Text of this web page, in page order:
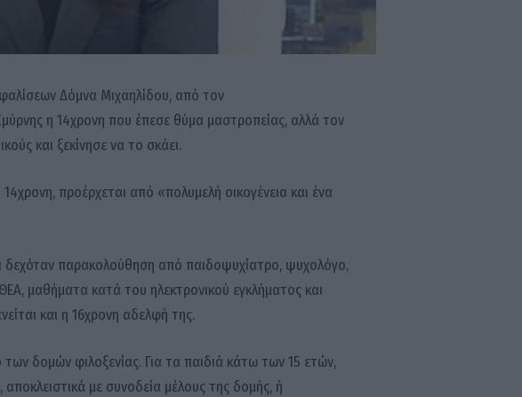
Δόμνα Μιχαηλίδου, από τον
η 14χρονη που έπεσε θύμα μαστροπείας, αλλά τον
και ξεκίνησε να το σκάει.
προέρχεται από «πολυμελή οικογένεια και ένα
δεχόταν παρακολούθηση από παιδοψυχίατρο, ψυχολόγο,
μαθήματα κατά του ηλεκτρονικού εγκλήματος και
και η 16χρονη αδελφή της.
δομών φιλοξενίας. Για τα παιδιά κάτω των 15 ετών,
με συνοδεία μέλους της δομής, ή